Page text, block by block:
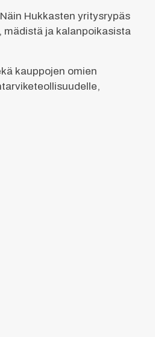
Hukkasten yritysrypäs
mädistä ja kalanpoikasista
kauppojen omien